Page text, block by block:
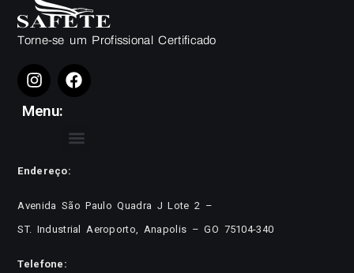
Torne-se um Profissional Certificado
Menu:
Endereço:
Avenida São Paulo Quadra J Lote 2 –
ST. Industrial Aeroporto, Anapolis – GO 75104-340
Telefone: